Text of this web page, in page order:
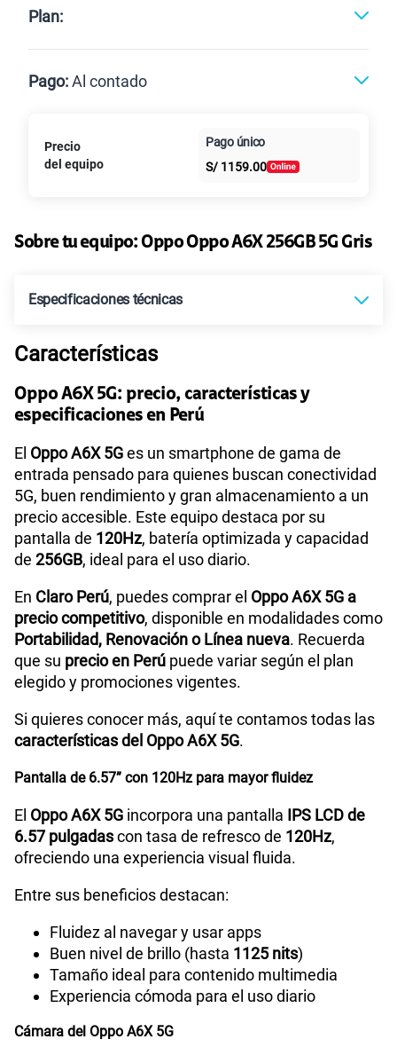
Plan:
Paga solo
25GBen alta velocidad
S/
Paga solo S/49.90
Ver más planes
Pago:Al contado
Al contado Cuotas Claro
intereses
Precio
del equipo
Pago único
S/ 1159.00
Sobre tu equipo:OppoOppo A6X 256GB 5G Gris
Especificaciones técnicas
Tecnología de Pantalla
Procesador MediaTek MT6835T
Tamaño de Pantalla
WiFI Yes,802.11 b/g/n/a/ac
Bluetooth
Cámara de fotos Principal 50MP+2MP
Cámara de fotos Frontal
Radio FM
Tipo de Conexión
Características
Oppo A6X 5G: precio, características y
especificaciones en Perú
El Oppo A6X 5Ges un smartphone de gama de
entrada pensado para quienes buscan conectividad
5G, buen rendimiento y gran almacenamiento a un
precio accesible. Este equipo destaca por su
pantalla de 120Hz, batería optimizada y capacidad
de 256GB, ideal para el uso diario.
En Claro Perú, puedes comprar el Oppo A6X 5G a
precio competitivo, disponible en modalidades como
Portabilidad, Renovación o Línea nueva. Recuerda
que su precio en Perú puede variar según el plan
elegido y promociones vigentes.
Si quieres conocer más, aquí te contamos todas las
características del Oppo A6X 5G.
Pantalla de 6.57” con 120Hz para mayor fluidez
El Oppo A6X 5G incorpora una pantalla IPS LCD de
6.57 pulgadascon tasa de refresco de 120Hz,
ofreciendo una experiencia visual fluida.
Entre sus beneficios destacan:
Fluidez al navegar y usar apps
Buen nivel de brillo (hasta 1125 nits)
Tamaño ideal para contenido multimedia
Experiencia cómoda para el uso diario
Cámara del Oppo A6X 5G